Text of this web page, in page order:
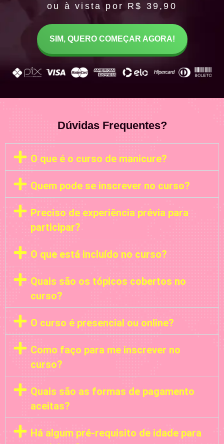
ou à vista por R$ 39,90
SIM, QUERO COMEÇAR AGORA!
Dúvidas Frequentes?
O que é o curso de manicure?
Quem pode se inscrever no curso?
Preciso de experiência prévia para
participar?
O que está incluído no curso?
Quais são os tópicos cobertos no
curso?
O curso é presencial ou online?
Como faço para me inscrever no
curso?
Quais são as formas de pagamento
aceitas?
Há algum pré-requisito de idade para